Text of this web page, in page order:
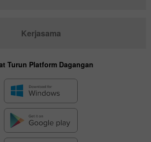
Kerjasama
Turun Platform Dagangan